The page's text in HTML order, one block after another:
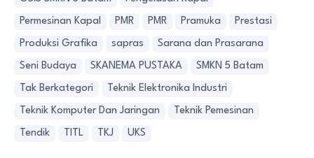
Permesinan Kapal PMR PMR Pramuka Prestasi
Produksi Grafika sapras Sarana dan Prasarana
Seni Budaya SKANEMA PUSTAKA SMKN 5 Batam
Tak Berkategori Teknik Elektronika Industri
Teknik Komputer Dan Jaringan Teknik Pemesinan
Tendik TITL TKJ UKS